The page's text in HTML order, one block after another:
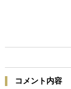
コメント内容